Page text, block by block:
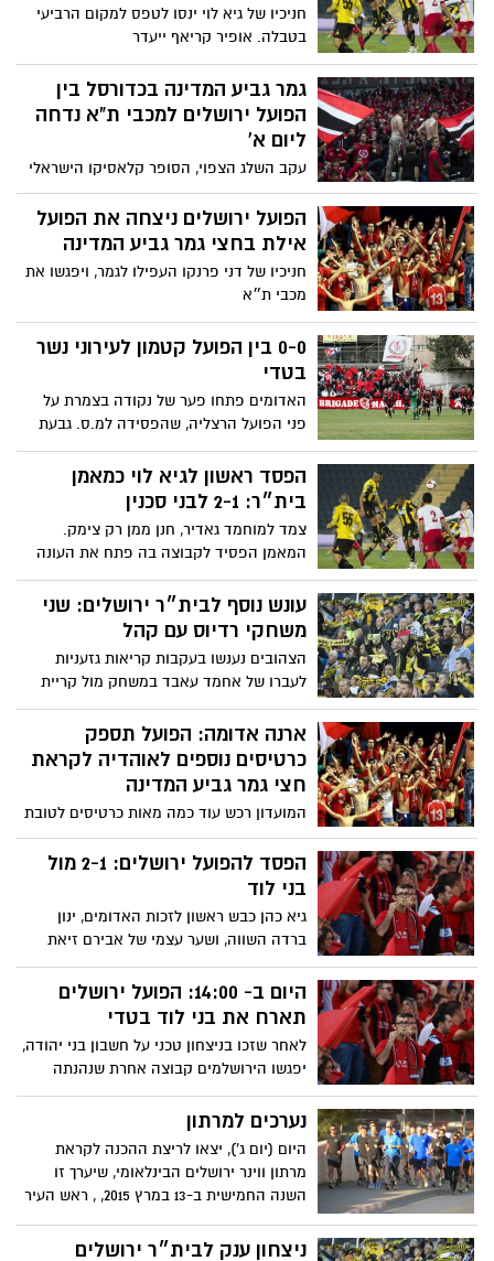
חניכיו של גיא לוי ינסו לטפס למקום הרביעי
בטבלה. אופיר קריאף ייעדר
גמר גביע המדינה בכדורסל בין
הפועל ירושלים למכבי ת"א נדחה
ליום א'
עקב השלג הצפוי, הסופר קלאסיקו הישראלי
נדחה ליום ראשון. ביום רביעי תחל מכירת
הכרטיסים למנויים
הפועל ירושלים ניצחה את הפועל
אילת בחצי גמר גביע המדינה
חניכיו של דני פרנקו העפילו לגמר, ויפגשו את
מכבי ת״א
0-0 בין הפועל קטמון לעירוני נשר
בטדי
האדומים פתחו פער של נקודה בצמרת על
פני הפועל הרצליה, שהפסידה למ.ס. גבעת
אולגה
הפסד ראשון לגיא לוי כמאמן
בית״ר: 2-1 לבני סכנין
צמד למוחמד גאדיר, חנן ממן רק צימק.
המאמן הפסיד לקבוצה בה פתח את העונה
עונש נוסף לבית״ר ירושלים: שני
משחקי רדיוס עם קהל
הצהובים נענשו בעקבות קריאות גזעניות
לעברו של אחמד עאבד במשחק מול קריית
שמונה. הערב הם יארחו את סכנין למשחק
ללא קהל
ארנה אדומה: הפועל תספק
כרטיסים נוספים לאוהדיה לקראת
חצי גמר גביע המדינה
המועדון רכש עוד כמה מאות כרטיסים לטובת
אוהדיו, לקראת המשחק מול הפועל אילת
הפסד להפועל ירושלים: 2-1 מול
בני לוד
גיא כהן כבש ראשון לזכות האדומים, ינון
ברדה השווה, ושער עצמי של אבירם זיאת
חתם את התוצאה. ליגה ג׳ מרכז: 1-1 בין
בית״ר נורדיה לעירוני לודהיום ב- 14:00: הפועל ירושלים
תארח את בני לוד בטדי
לאחר שזכו בניצחון טכני על חשבון בני יהודה,
יפגשו הירושלמים קבוצה אחרת שנהנתה
מהעונש של הכתומים. עוד מחר בליגה ג׳
מרכז: עירוני לוד- בית״ר נורדיה
נערכים למרתון
היום (יום ג'), יצאו לריצת ההכנה לקראת
מרתון ווינר ירושלים הבינלאומי, שיערך זו
השנה החמישית ב-13 במרץ 2015, , ראש העיר
ניצחון ענק לבית״ר ירושלים